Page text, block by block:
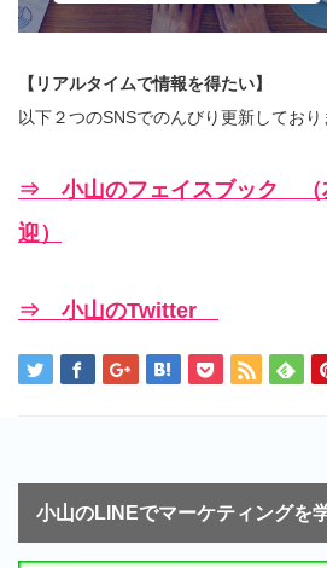
【リアルタイムで情報を得たい】
以下２つのSNSでのんびり更新しており
⇒ 小山のフェイスブック （
迎）
⇒ 小山のTwitter
小山のLINEでマーケティングを